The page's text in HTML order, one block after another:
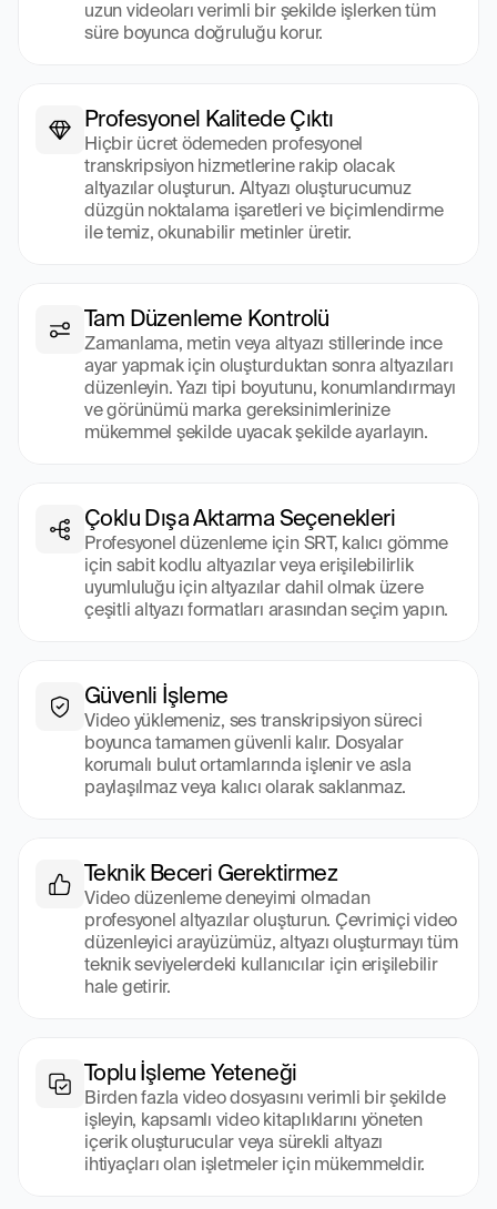
uzun videoları verimli bir şekilde işlerken tüm
süre boyunca doğruluğu korur.
Profesyonel Kalitede Çıktı
Hiçbir ücret ödemeden profesyonel
transkripsiyon hizmetlerine rakip olacak
altyazılar oluşturun. Altyazı oluşturucumuz
düzgün noktalama işaretleri ve biçimlendirme
ile temiz, okunabilir metinler üretir.
Tam Düzenleme Kontrolü
Zamanlama, metin veya altyazı stillerinde ince
ayar yapmak için oluşturduktan sonra altyazıları
düzenleyin. Yazı tipi boyutunu, konumlandırmayı
ve görünümü marka gereksinimlerinize
mükemmel şekilde uyacak şekilde ayarlayın.
Çoklu Dışa Aktarma Seçenekleri
Profesyonel düzenleme için SRT, kalıcı gömme
için sabit kodlu altyazılar veya erişilebilirlik
uyumluluğu için altyazılar dahil olmak üzere
çeşitli altyazı formatları arasından seçim yapın.
Güvenli İşleme
Video yüklemeniz, ses transkripsiyon süreci
boyunca tamamen güvenli kalır. Dosyalar
korumalı bulut ortamlarında işlenir ve asla
paylaşılmaz veya kalıcı olarak saklanmaz.
Teknik Beceri Gerektirmez
Video düzenleme deneyimi olmadan
profesyonel altyazılar oluşturun. Çevrimiçi video
düzenleyici arayüzümüz, altyazı oluşturmayı tüm
teknik seviyelerdeki kullanıcılar için erişilebilir
hale getirir.
Toplu İşleme Yeteneği
Birden fazla video dosyasını verimli bir şekilde
işleyin, kapsamlı video kitaplıklarını yöneten
içerik oluşturucular veya sürekli altyazı
ihtiyaçları olan işletmeler için mükemmeldir.